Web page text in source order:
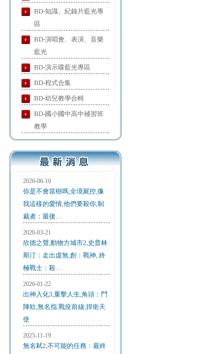
BD-知識、紀錄片藍光專
區
BD-演唱會、表演、音樂
藍光
BD-演示碟藍光專區
BD-程式合集
BD-幼兒教學合輯
BD-國小國中高中補習班
教學
2026-06-10
你是不會當樹嗎,全境屍控,像
我這樣的愛情,他們要殺你,制
裁者：最後…
2026-03-21
欣德之聲,動物方城市2,史普林
斯汀：走出虛無,創：戰神, 終
極戰士：殺…
2026-01-22
出神入化3,重擊人生,角頭：鬥
陣欸,無名指,戰疫前線,捍衛天
使
2025-11-19
無名弒2,不可能的任務：最終